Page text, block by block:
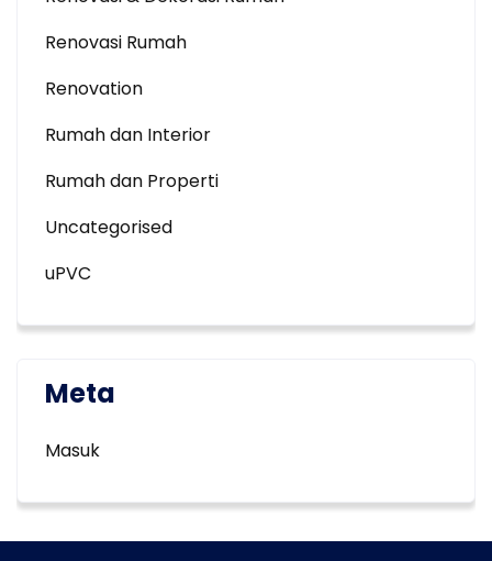
Renovasi Rumah
Renovation
Rumah dan Interior
Rumah dan Properti
Uncategorised
uPVC
Meta
Masuk